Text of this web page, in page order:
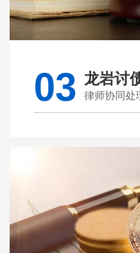
03 龙岩讨
律师协同处